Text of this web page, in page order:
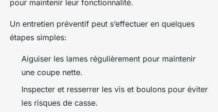
pour maintenir leur fonctionnalité.
Un entretien préventif peut s’effectuer en quelques
étapes simples:
Aiguiser les lames régulièrement pour maintenir
une coupe nette.
Inspecter et resserrer les vis et boulons pour éviter
les risques de casse.